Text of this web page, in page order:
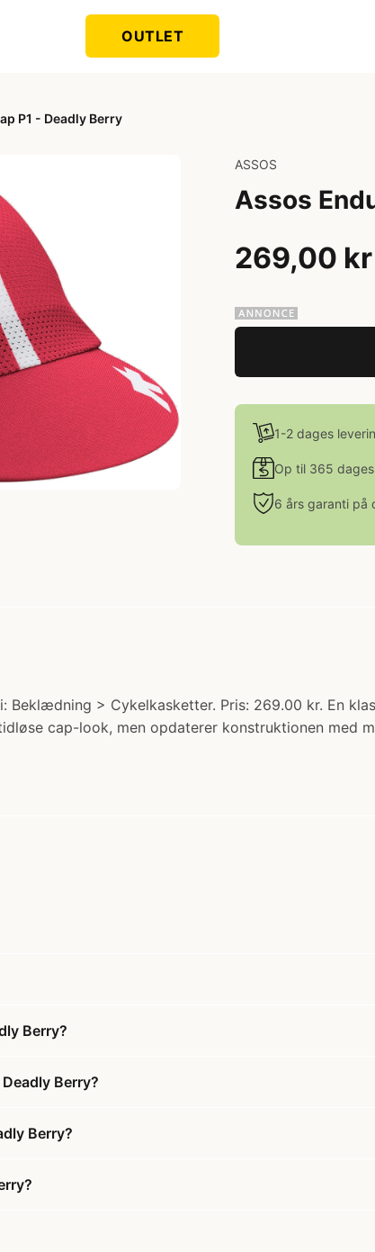
OUTLET
P1 - Deadly Berry
ASSOS
Assos
269,00 kr
1-2 dages
Op til 365
6 års garanti på
Beklædning > Cykelkasketter. Pris: 269.00 kr. En
cap-look, men opdaterer konstruktionen
Berry?
Berry?
Berry?